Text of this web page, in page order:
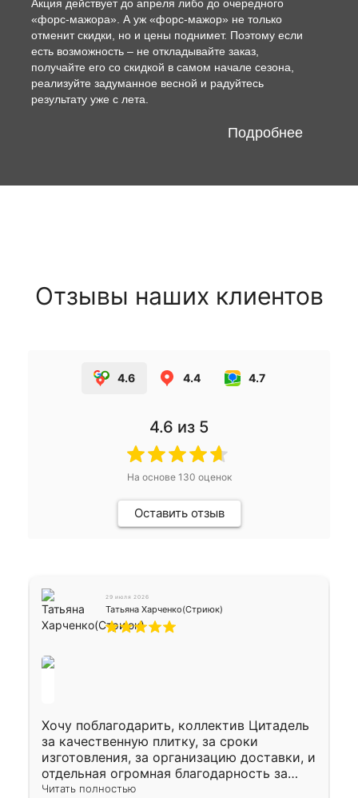
Акция действует до апреля либо до очередного
«форс-мажора». А уж «форс-мажор» не только
отменит скидки, но и цены поднимет. Поэтому если
есть возможность – не откладывайте заказ,
получайте его со скидкой в самом начале сезона,
реализуйте задуманное весной и радуйтесь
результату уже с лета.
Подробнее
Отзывы наших клиентов
4.6 4.4 4.7
4.6 из 5
На основе 130 оценок
Оставить отзыв
29 июля 2026
Татьяна Харченко(Стриюк)
Хочу поблагодарить, коллектив Цитадель
за качественную плитку, за сроки
изготовления, за организацию доставки, и
отдельная огромная благодарность за
укладку плитки Оганесу, за два дня 70 кв,
Читать полностью